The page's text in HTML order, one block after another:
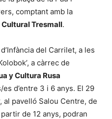
comptant amb la
Tresmall.
del Carrilet, a les
a càrrec de
y Cultura Rusa
d’entre 3 i 6 anys. El 29
pavelló Salou Centre, de
de 12 anys, podran